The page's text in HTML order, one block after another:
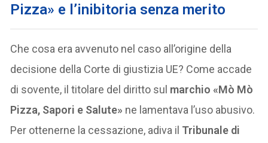
Pizza» e l’inibitoria senza merito
Che cosa era avvenuto nel caso all’origine della
decisione della Corte di giustizia UE? Come accade
di sovente, il titolare del diritto sul marchio «Mò Mò
Pizza, Sapori e Salute» ne lamentava l’uso abusivo.
Per ottenerne la cessazione, adiva il Tribunale di